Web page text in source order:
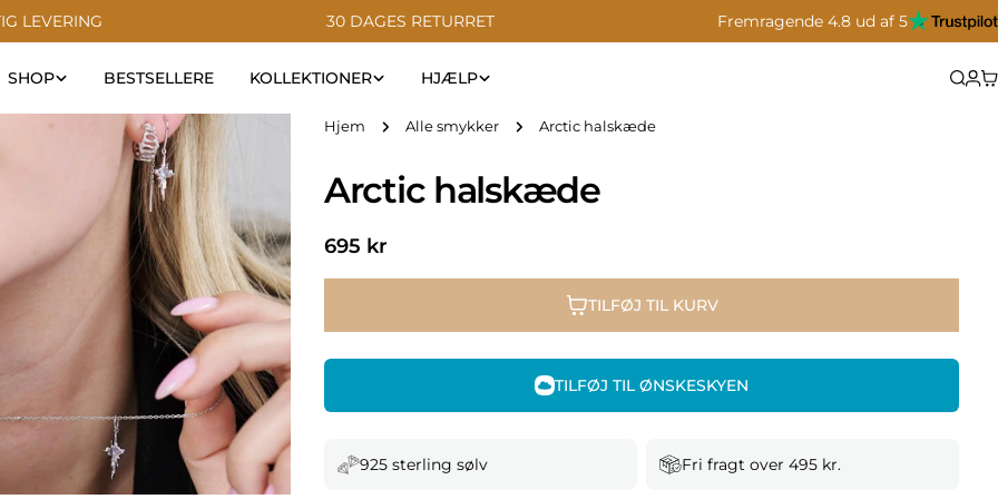
LEVERING 30 DAGES RETURRET Fremragende 4.8 ud af 5
SHOP BESTSELLERE KOLLEKTIONER HJÆLP
Hjem Alle smykker Arctic halskæde
Arctic halskæde
Normal
pris
695 kr
TILFØJ TIL KURV
TILFØJ TIL ØNSKESKYEN
925 sterling sølv Fri fragt over 495 kr.